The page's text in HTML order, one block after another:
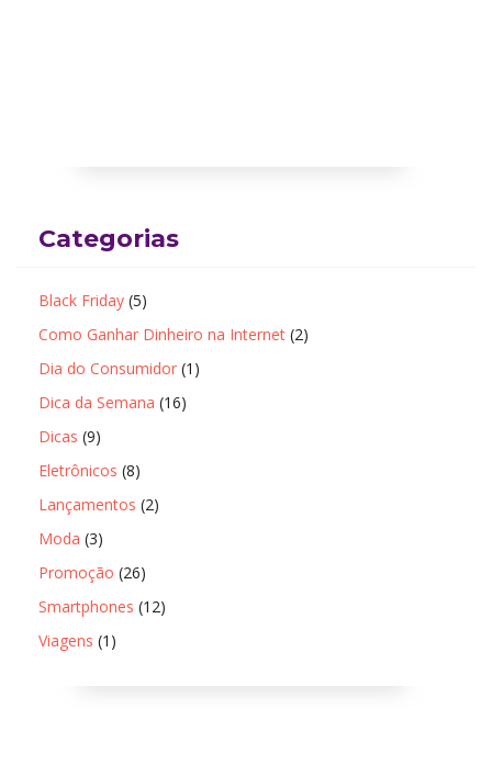
Categorias
Black Friday (5)
Como Ganhar Dinheiro na Internet (2)
Dia do Consumidor (1)
Dica da Semana (16)
Dicas (9)
Eletrônicos (8)
Lançamentos (2)
Moda (3)
Promoção (26)
Smartphones (12)
Viagens (1)